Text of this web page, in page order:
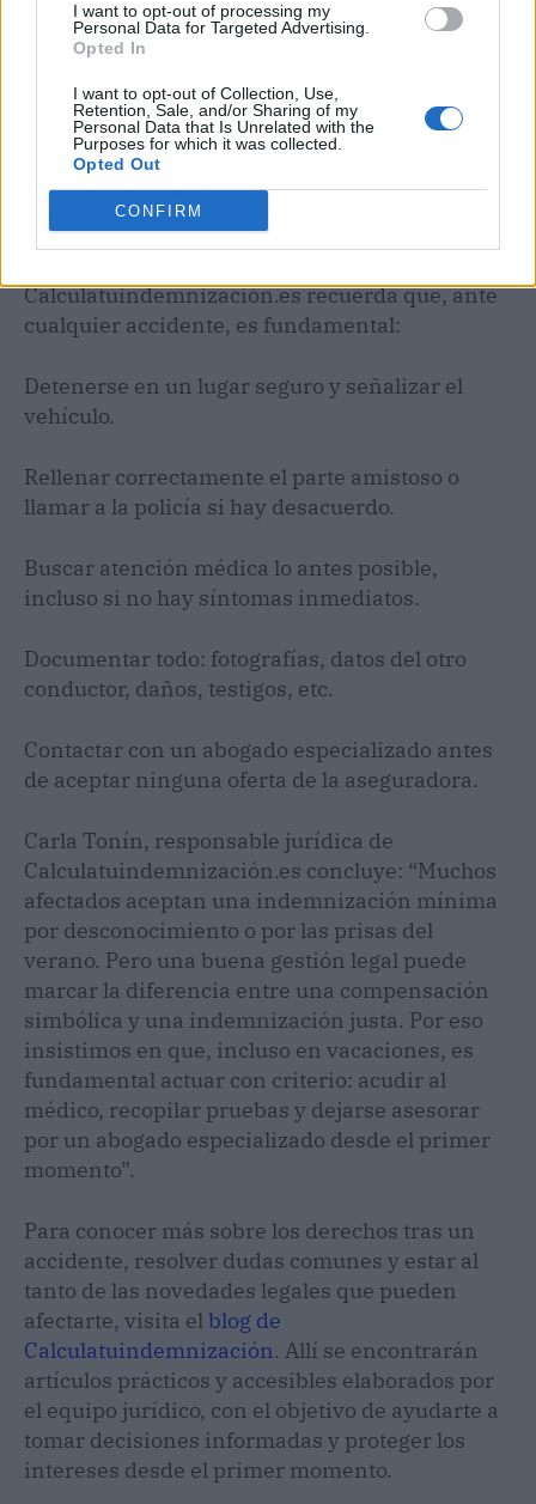
I want to opt-out of processing my
Personal Data for Targeted Advertising.
Opted In
I want to opt-out of Collection, Use,
Retention, Sale, and/or Sharing of my
Personal Data that Is Unrelated with the
Purposes for which it was collected.
Opted Out
CONFIRM
Conducir bajo los efectos del alcohol o
medicamentos puede considerarse delito,
además de multiplicar el riesgo de sufrir o
causar un accidente grave.
Cómo actuar tras un accidente en
carretera durante el verano
Calculatuindemnización.es recuerda que, ante
cualquier accidente, es fundamental:
Detenerse en un lugar seguro y señalizar el
vehículo.
Rellenar correctamente el parte amistoso o
llamar a la policía si hay desacuerdo.
Buscar atención médica lo antes posible,
incluso si no hay síntomas inmediatos.
Documentar todo: fotografías, datos del otro
conductor, daños, testigos, etc.
Contactar con un abogado especializado antes
de aceptar ninguna oferta de la aseguradora.
Carla Tonín, responsable jurídica de
Calculatuindemnización.es concluye: “Muchos
afectados aceptan una indemnización mínima
por desconocimiento o por las prisas del
verano. Pero una buena gestión legal puede
marcar la diferencia entre una compensación
simbólica y una indemnización justa. Por eso
insistimos en que, incluso en vacaciones, es
fundamental actuar con criterio: acudir al
médico, recopilar pruebas y dejarse asesorar
por un abogado especializado desde el primer
momento”.
Para conocer más sobre los derechos tras un
accidente, resolver dudas comunes y estar al
tanto de las novedades legales que pueden
afectarte, visita elblog de
Calculatuindemnización. Allí se encontrarán
artículos prácticos y accesibles elaborados por
el equipo jurídico, con el objetivo de ayudarte a
tomar decisiones informadas y proteger los
intereses desde el primer momento.